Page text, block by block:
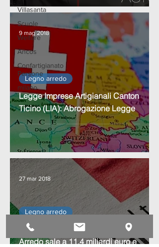
Villasanta
Scuole
Welfare
Ancos
Confartigianato
Persone
milano
Legge Imprese Artigianali Canton
Ticino (LIA): Abrogazione Legge
Legno arredo
9 mag 2018
Nel 2017 made in Italy Legno-
Arredo sale a 11,4 miliardi euro e
Legno arredo
27 mar 2018